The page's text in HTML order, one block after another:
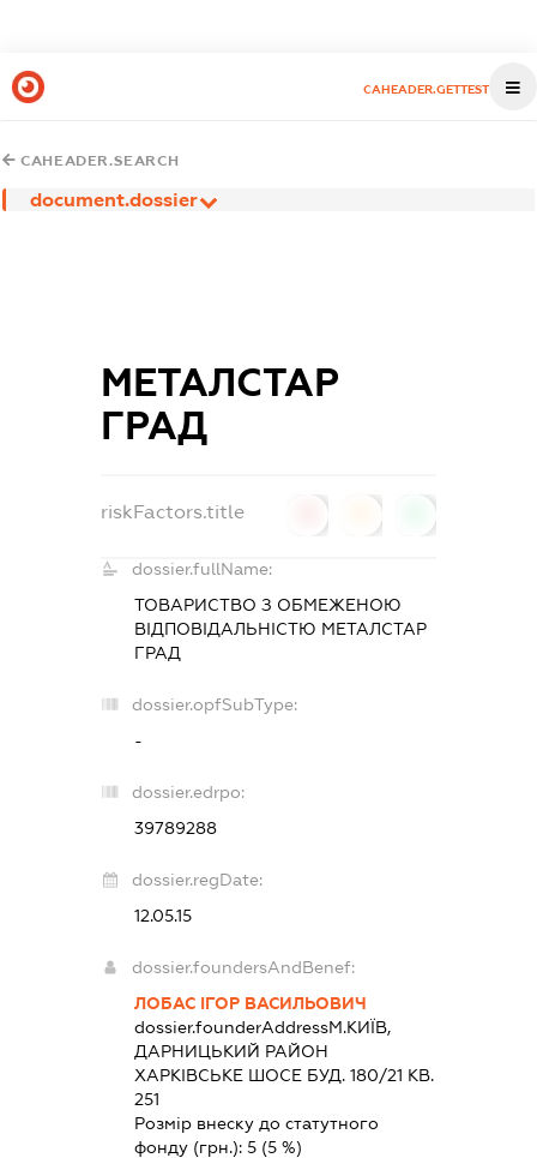
CAHEADER.GETTEST
CAHEADER.SEARCH
document.dossier
МЕТАЛСТАР
ГРАД
riskFactors.title
dossier.fullName:
ТОВАРИСТВО З ОБМЕЖЕНОЮ
ВІДПОВІДАЛЬНІСТЮ МЕТАЛСТАР
ГРАД
dossier.opfSubType:
-
dossier.edrpo:
39789288
dossier.regDate:
12.05.15
dossier.foundersAndBenef:
ЛОБАС ІГОР ВАСИЛЬОВИЧ
dossier.founderAddressМ.КИЇВ,
ДАРНИЦЬКИЙ РАЙОН
ХАРКІВСЬКЕ ШОСЕ БУД. 180/21 КВ.
251
Розмір внеску до статутного
фонду (грн.): 5(5 %)